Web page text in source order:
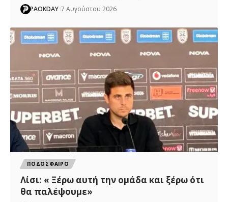
PAOKDAY 7 Αυγούστου 2026
ΠΟΔΟΣΦΑΙΡΟ
Λίσι: « Ξέρω αυτή την ομάδα και ξέρω ότι
θα παλέψουμε»